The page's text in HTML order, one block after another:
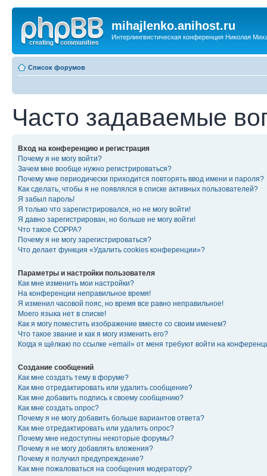
mihajlenko.anihost.ru
Интерлингвистическая конференция Николая
Список форумов
Часто задаваемые
Вход на конференцию и регистрация
Почему я не могу войти?
Зачем мне вообще нужно регистрироваться?
Почему мне периодически приходится повторять ввод имени и пароля?
Как сделать, чтобы я не появлялся в списке активных пользователей?
Я забыл пароль!
Я только что зарегистрировался, но не могу войти!
Я давно зарегистрирован, но больше не могу войти!
Что такое COPPA?
Почему я не могу зарегистрироваться?
Что делает функция «Удалить cookies конференции»?
Параметры и настройки пользователя
Как мне изменить мои настройки?
На конференции неправильное время!
Я изменил часовой пояс, но время все равно неправильное!
Моего языка нет в списке!
Как я могу поместить изображение вместе со своим именем?
Что такое звание и как я могу изменить его?
Когда я щёлкаю по ссылке «email» от меня требуют войти на
Создание сообщений
Как мне создать тему в форуме?
Как мне отредактировать или удалить сообщение?
Как мне добавить подпись к своему сообщению?
Как мне создать опрос?
Почему я не могу добавить больше вариантов ответа?
Как мне отредактировать или удалить опрос?
Почему мне недоступны некоторые форумы?
Почему я не могу добавлять вложения?
Почему я получил предупреждение?
Как мне пожаловаться на сообщения модератору?